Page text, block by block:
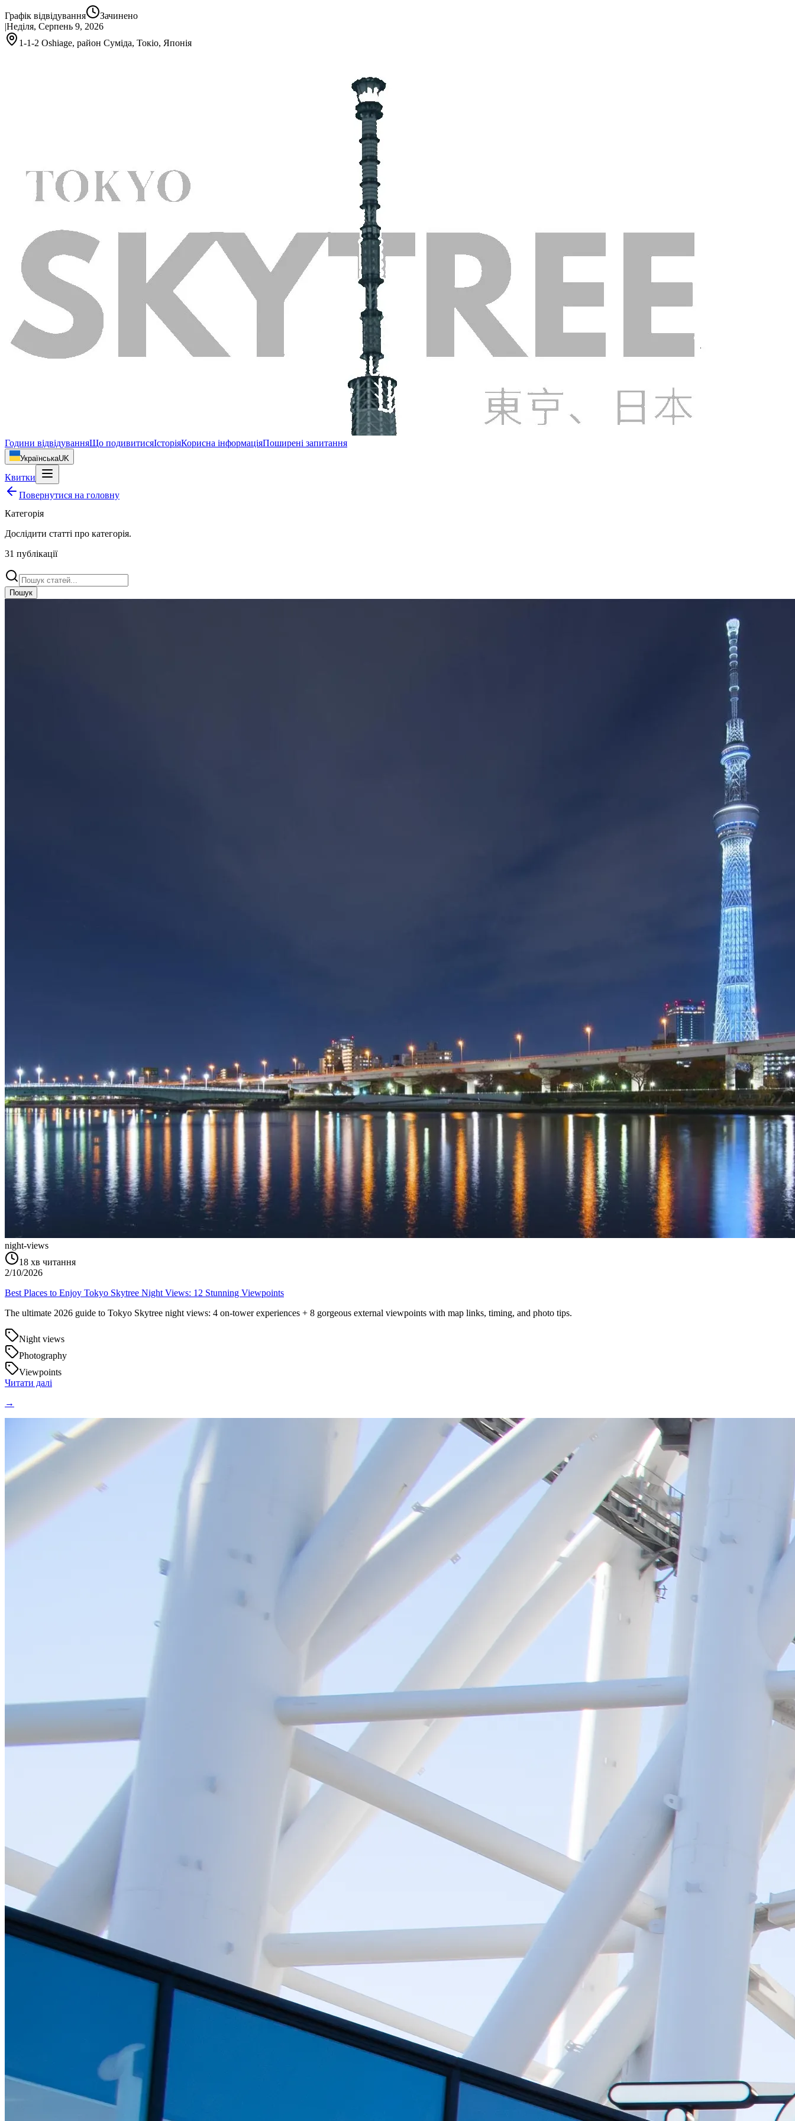
Графік відвідування
Зачинено
|Неділя, Серпень 9, 2026
1-1-2 Oshiage, район Суміда, Токіо, Японія
Години відвідуванняЩо подивитисяІсторіяКорисна інформаціяПоширені запитання
УкраїнськаUK
Квитки
Повернутися на головну
Категорія
Дослідити статті про категорія.
31 публікації
Пошук
night-views
18 хв читання
2/10/2026
Best Places to Enjoy Tokyo Skytree Night Views: 12 Stunning Viewpoints
The ultimate 2026 guide to Tokyo Skytree night views: 4 on-tower experiences + 8 gorgeous external viewpoints with map links, timing, and photo tips.
Night views
Photography
Viewpoints
Читати далі
→